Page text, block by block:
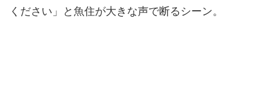
ください」と魚住が大きな声で断るシーン。